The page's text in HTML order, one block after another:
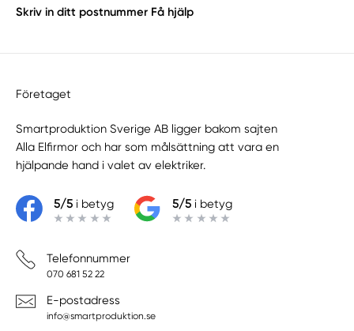
Skriv in ditt postnummer Få hjälp
Företaget
Smartproduktion Sverige AB ligger bakom sajten
Alla Elfirmor och har som målsättning att vara en
hjälpande hand i valet av elektriker.
5/5i betyg 5/5i betyg
Telefonnummer
070 681 52 22
E-postadress
info@smartproduktion.se